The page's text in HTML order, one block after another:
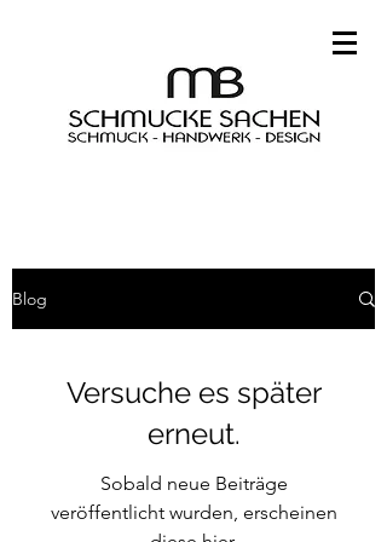
Blog
Versuche es später
erneut.
Sobald neue Beiträge
veröffentlicht wurden, erscheinen